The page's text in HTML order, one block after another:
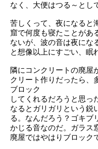
なく、大便はつる～とし
苦しくって、夜になると
窟で何度も寝たことがあ
ないが、波の音は夜にな
と想像以上にすごい、眠
隣にコンクリートの廃屋
クリート作りだったら、
ブロック
してくれるだろうと思っ
なるとガリガリという鋭
る。なんだろう？ゴキブ
かじる音なのだ。ガラス
廃屋ではやはりブロック